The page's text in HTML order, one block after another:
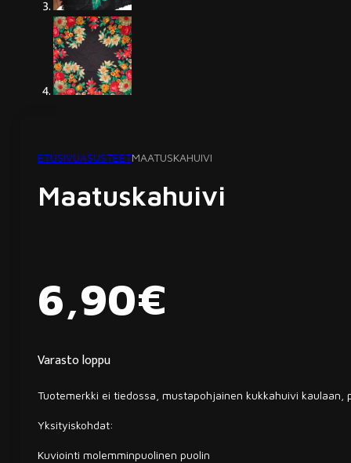
ETUSIVUASUSTEETMAATUSKAHUIVI
Maatuskahuivi
6,90€
Varasto loppu
Tuotemerkki ei tiedossa, mustapohjainen kukkahuivi kaulaan,
Yksityiskohdat:
Kuviointi molemminpuolinen puolin